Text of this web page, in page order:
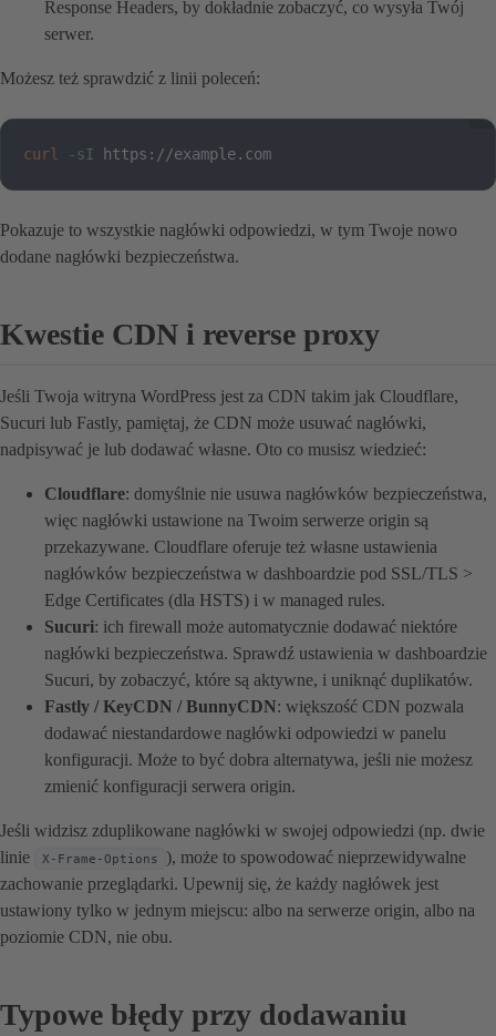
Response Headers, by dokładnie zobaczyć, co wysyła Twój
serwer.
Możesz też sprawdzić z linii poleceń:
curl -sI https://example.com
Pokazuje to wszystkie nagłówki odpowiedzi, w tym Twoje nowo
dodane nagłówki bezpieczeństwa.
Kwestie CDN i reverse proxy
Jeśli Twoja witryna WordPress jest za CDN takim jak Cloudflare,
Sucuri lub Fastly, pamiętaj, że CDN może usuwać nagłówki,
nadpisywać je lub dodawać własne. Oto co musisz wiedzieć:
Cloudflare: domyślnie nie usuwa nagłówków bezpieczeństwa,
więc nagłówki ustawione na Twoim serwerze origin są
przekazywane. Cloudflare oferuje też własne ustawienia
nagłówków bezpieczeństwa w dashboardzie pod SSL/TLS >
Edge Certificates (dla HSTS) i w managed rules.
Sucuri: ich firewall może automatycznie dodawać niektóre
nagłówki bezpieczeństwa. Sprawdź ustawienia w dashboardzie
Sucuri, by zobaczyć, które są aktywne, i uniknąć duplikatów.
Fastly / KeyCDN / BunnyCDN: większość CDN pozwala
dodawać niestandardowe nagłówki odpowiedzi w panelu
konfiguracji. Może to być dobra alternatywa, jeśli nie możesz
zmienić konfiguracji serwera origin.
Jeśli widzisz zduplikowane nagłówki w swojej odpowiedzi (np. dwie
linie
X-Frame-Options ), może to spowodować nieprzewidywalne
zachowanie przeglądarki. Upewnij się, że każdy nagłówek jest
ustawiony tylko w jednym miejscu: albo na serwerze origin, albo na
poziomie CDN, nie obu.
Typowe błędy przy dodawaniu